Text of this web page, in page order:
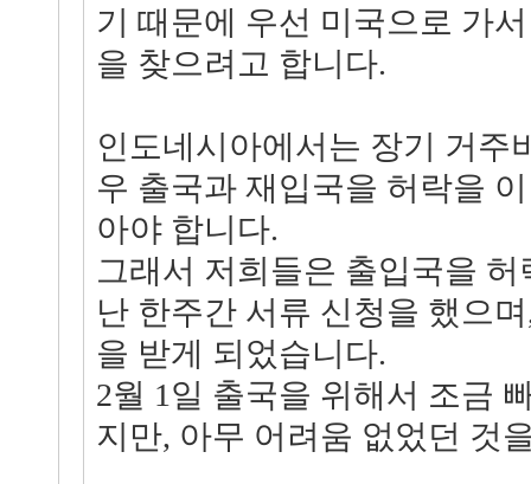
기 때문에 우선 미국으로 가
을 찾으려고 합니다.
인도네시아에서는 장기 거주
우 출국과 재입국을 허락을
아야 합니다.
그래서 저희들은 출입국을
난 한주간 서류 신청을 했으
을 받게 되었습니다.
2월 1일 출국을 위해서 조금
지만, 아무 어려움 없었던 것